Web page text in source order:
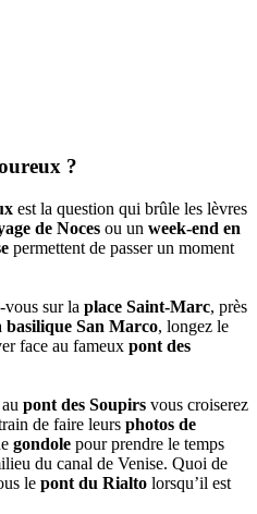
?
est la question qui brûle les lèvres
de Noces ou un week-end en
permettent de passer un moment
vous sur la place Saint-Marc, près
basilique San Marco, longez le
face au fameux pont des
pont des Soupirs vous croiserez
de faire leurs photos de
gondole pour prendre le temps
du canal de Venise. Quoi de
le pont du Rialto lorsqu’il est